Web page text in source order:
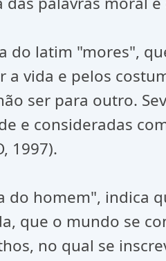
do latim "mores",
a vida e pelos
ser para outro.
e consideradas
1997).
do homem", indica
que o mundo se
no qual se